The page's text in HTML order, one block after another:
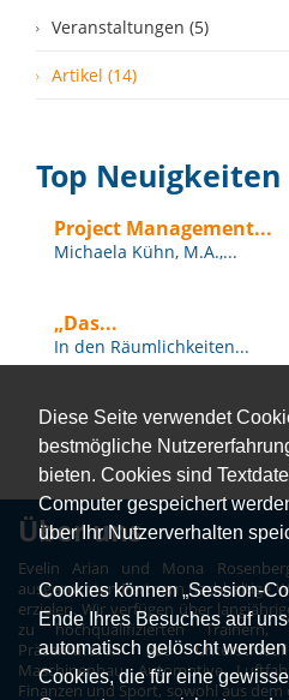
Diese Seite verwendet
bestmögliche
bieten. Cookies sind
Computer gespeichert
über Ihr Nutzerverhalten
Cookies können „Session-
Ende Ihres Besuches auf
automatisch gelöscht
Cookies, die für eine
Veranstaltungen (5)
Artikel (14)
Top Neuigkeiten
Project Management...
Michaela Kühn, M.A.,...
„Das...
In den Räumlichkeiten...
Über uns
Evelin Arian und Mona
ausgesuchten Partnern nachhaltige
erzielen. Wir verfügen über
zu hochqualifizierten Trainern,
Präsentatoren aus
Maschinenbau, Automotive,
Finanzen und Sport, sowohl aus